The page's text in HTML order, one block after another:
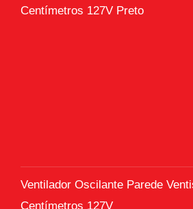
Centímetros 127V Preto
Ventilador Oscilante Parede
Centímetros 127V